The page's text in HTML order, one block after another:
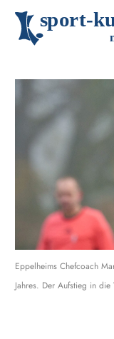
sport-k
Eppelheims Chefcoach
Jahres. Der Aufstieg in